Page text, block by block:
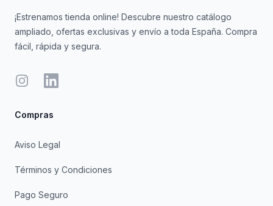
¡Estrenamos tienda online! Descubre nuestro catálogo
ampliado, ofertas exclusivas y envío a toda España. Compra
fácil, rápida y segura.
InstagramLinkedIn
Compras
Aviso Legal
Términos y Condiciones
Pago Seguro